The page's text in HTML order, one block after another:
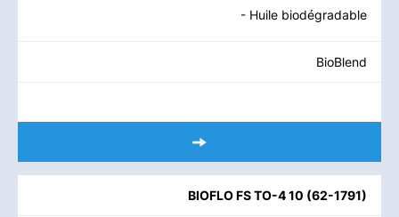
- Huile biodégradable
BioBlend
BIOFLO FS TO-4 10 (62-1791)